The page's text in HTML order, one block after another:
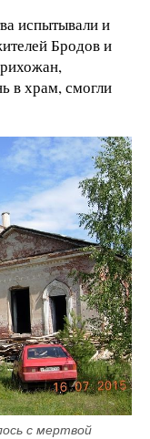
испытывали и
Бродов и
в храм, смогли
с мертвой